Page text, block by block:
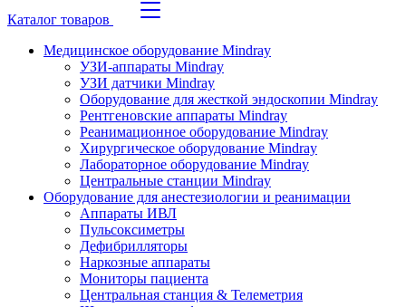
Каталог товаров
Медицинское оборудование Mindray
УЗИ-аппараты Mindray
УЗИ датчики Mindray
Оборудование для жесткой эндоскопии Mindray
Рентгеновские аппараты Mindray
Реанимационное оборудование Mindray
Хирургическое оборудование Mindray
Лабораторное оборудование Mindray
Центральные станции Mindray
Оборудование для анестезиологии и реанимации
Аппараты ИВЛ
Пульсоксиметры
Дефибрилляторы
Наркозные аппараты
Мониторы пациента
Центральная станция & Телеметрия